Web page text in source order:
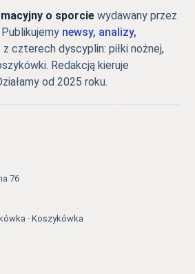
o sporcie wydawany przez
newsy, analizy,
z czterech dyscyplin: piłki nożnej,
Redakcją kieruje
od 2025 roku.
76
· Koszykówka